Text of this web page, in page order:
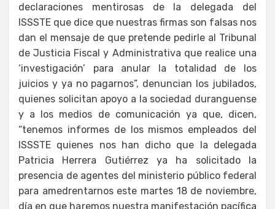
declaraciones mentirosas de la delegada del
ISSSTE que dice que nuestras firmas son falsas nos
dan el mensaje de que pretende pedirle al Tribunal
de Justicia Fiscal y Administrativa que realice una
‘investigación’ para anular la totalidad de los
juicios y ya no pagarnos”, denuncian los jubilados,
quienes solicitan apoyo a la sociedad duranguense
y a los medios de comunicación ya que, dicen,
“tenemos informes de los mismos empleados del
ISSSTE quienes nos han dicho que la delegada
Patricia Herrera Gutiérrez ya ha solicitado la
presencia de agentes del ministerio público federal
para amedrentarnos este martes 18 de noviembre,
día en que haremos nuestra manifestación pacífica